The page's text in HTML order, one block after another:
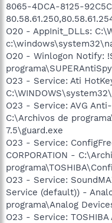
8065-4DCA-8125-
O20 - AppInit_DLLs:
O20 - Winlogon Notify:
O23 - Service: Ati
O23 - Service: AVG
C:\Archivos de
7.5\guard.exe
O23 - Service:
CORPORATION -
O23 - Service:
Service (default)) -
programa\Analog
O23 - Service: